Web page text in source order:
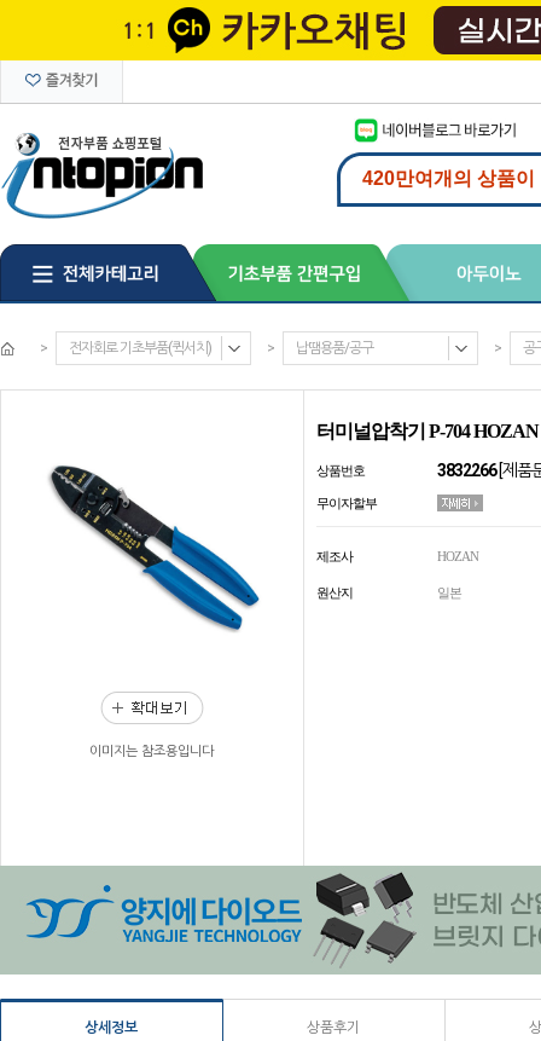
> 전자회로 기초부품(퀵서치) > 납땜용품/공구 > 공
이미지는 참조용입니다
터미널압착기 P-704
상품번호 3832266[제품
무이자할부
제조사 HOZAN
원산지 일본
상세정보 상품후기